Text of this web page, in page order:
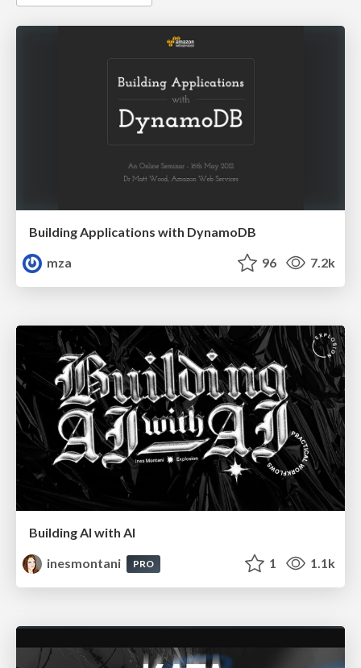
Building Applications with DynamoDB
mza
96 7.2k
Building AI with AI
inesmontani
PRO 1 1.1k